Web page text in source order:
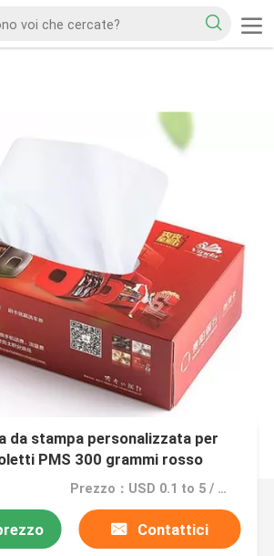
da stampa personalizzata per
PMS 300 grammi rosso
Prezzo：USD 0.1 to 5 / pcs
Contattici